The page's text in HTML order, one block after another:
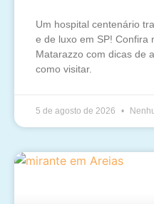
Um hospital centenário
e de luxo em SP! Confira
Matarazzo com dicas de
como visitar.
5 de agosto de 2026